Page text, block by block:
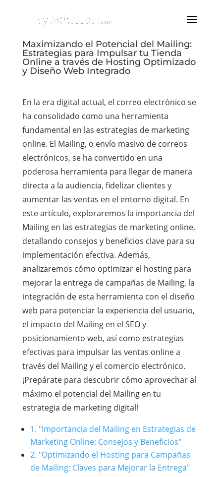
Maximizando el Potencial del Mailing:
Estrategias para Impulsar tu Tienda
Online a través de Hosting Optimizado
y Diseño Web Integrado
En la era digital actual, el correo electrónico se
ha consolidado como una herramienta
fundamental en las estrategias de marketing
online. El Mailing, o envío masivo de correos
electrónicos, se ha convertido en una
poderosa herramienta para llegar de manera
directa a la audiencia, fidelizar clientes y
aumentar las ventas en el entorno digital. En
este artículo, exploraremos la importancia del
Mailing en las estrategias de marketing online,
detallando consejos y beneficios clave para su
implementación efectiva. Además,
analizaremos cómo optimizar el hosting para
mejorar la entrega de campañas de Mailing, la
integración de esta herramienta con el diseño
web para potenciar la experiencia del usuario,
el impacto del Mailing en el SEO y
posicionamiento web, así como estrategias
efectivas para impulsar las ventas online a
través del Mailing y el comercio electrónico.
¡Prepárate para descubrir cómo aprovechar al
máximo el potencial del Mailing en tu
estrategia de marketing digital!
1. "Importancia del Mailing en Estrategias de
Marketing Online: Consejos y Beneficios"
2. "Optimizando el Hosting para Campañas
de Mailing: Claves para Mejorar la Entrega"